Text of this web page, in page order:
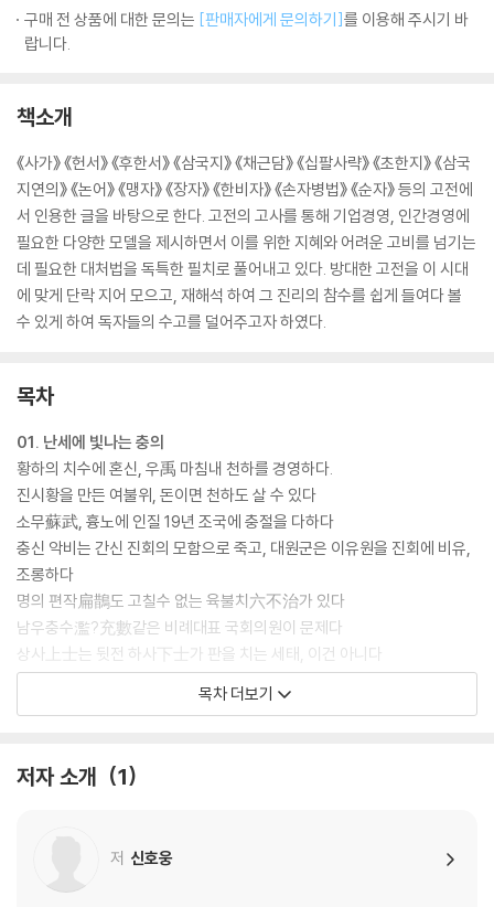
구매 전 상품에 대한 문의는 [판매자에게 문의하기]를 이용해 주시기 바
랍니다.
책소개
《사가》 《헌서》 《후한서》 《삼국지》 《채근담》 《십팔사략》 《초한지》 《삼국
지연의》 《논어》 《맹자》 《장자》 《한비자》 《손자병법》 《순자》 등의 고전에
서 인용한 글을 바탕으로 한다. 고전의 고사를 통해 기업경영, 인간경영에
필요한 다양한 모델을 제시하면서 이를 위한 지혜와 어려운 고비를 넘기는
데 필요한 대처법을 독특한 필치로 풀어내고 있다. 방대한 고전을 이 시대
에 맞게 단락 지어 모으고, 재해석 하여 그 진리의 참수를 쉽게 들여다 볼
수 있게 하여 독자들의 수고를 덜어주고자 하였다.
목차
01. 난세에 빛나는 충의
황하의 치수에 혼신, 우禹 마침내 천하를 경영하다.
진시황을 만든 여불위, 돈이면 천하도 살 수 있다
소무蘇武, 흉노에 인질 19년 조국에 충절을 다하다
충신 악비는 간신 진회의 모함으로 죽고, 대원군은 이유원을 진회에 비유,
조롱하다
명의 편작扁鵲도 고칠수 없는 육불치六不治가 있다
남우충수濫?充數같은 비례대표 국회의원이 문제다
상사上士는 뒷전 하사下士가 판을 치는 세태, 이건 아니다
세상살이의 짜릿함은 와신상담에 있다
근본을 다스리지 않고서는 백약이 무효하다
문인은 협객과 일맥상통하는 면이 있다
목차 더보기
저자 소개 1
저 신호웅